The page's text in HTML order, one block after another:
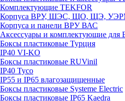
Комплектующие TEKFOR
Корпуса ВРУ, ШЭС, ЩО, ЩЭ,
Корпуса и панели ВРУ ВАС
Аксессуары и комплектующие
Боксы пластиковые Турция
IP40 VI-KO
Боксы пластиковые RUVinil
IP40 Тусо
IP55 и IP65 влагозащищенные
Боксы пластиковые Systeme Electric
Боксы пластиковые IP65 Kaedra